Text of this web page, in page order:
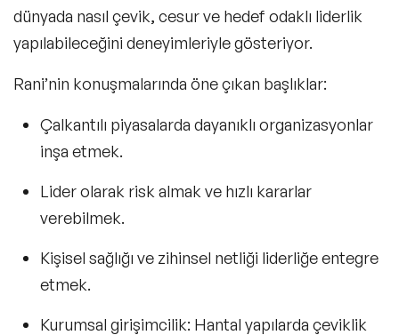
dünyada nasıl çevik, cesur ve hedef odaklı liderlik
yapılabileceğini deneyimleriyle gösteriyor.
Rani’nin konuşmalarında öne çıkan başlıklar:
Çalkantılı piyasalarda dayanıklı organizasyonlar
inşa etmek.
Lider olarak risk almak ve hızlı kararlar
verebilmek.
Kişisel sağlığı ve zihinsel netliği liderliğe entegre
etmek.
Kurumsal girişimcilik: Hantal yapılarda çeviklik